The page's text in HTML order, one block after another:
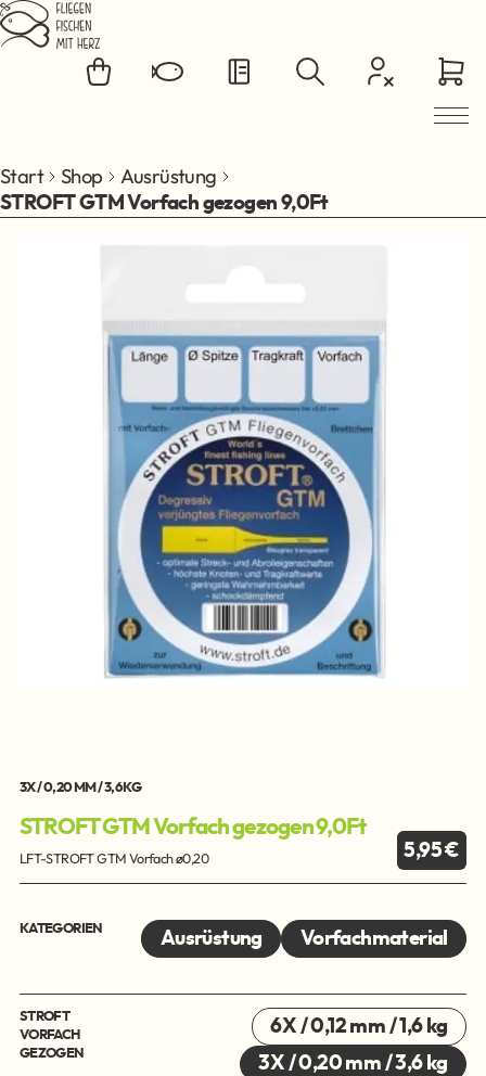
Zum Hauptinhalt springen
Start Shop Ausrüstung
STROFT GTM Vorfach gezogen 9,0Ft
3X / 0,20 MM / 3,6 KG
STROFT GTM Vorfach gezogen 9,0Ft
LFT-STROFT GTM Vorfach ø0,20 5,95 €
KATEGORIEN Ausrüstung Vorfachmaterial
STROFT
VORFACH
GEZOGEN
6X / 0,12 mm / 1,6 kg
3X / 0,20 mm / 3,6 kg